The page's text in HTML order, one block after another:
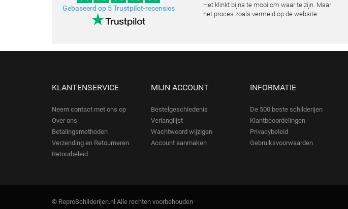
Gebaseerd op 5 Trustpilot-recensies
Het klinkt bijna te mooi om waar te zijn. Maar
het proces zoals vermeld op de website
KLANTENSERVICE
Neem contact met ons op
Over ons
Betalingsmethoden
Verzending en Retourneren
Retourbeleid
MIJN ACCOUNT
Bestelgeschiedenis
Verlanglijst
Wachtwoord wijzigen
Account aanmaken
INFORMATIE
De 500 beste schilderijen
Klantbeoordelingen
Privacybeleid
Gebruiksvoorwaarden
© ReproSchilderijen.nl Alle rechten voorbehouden